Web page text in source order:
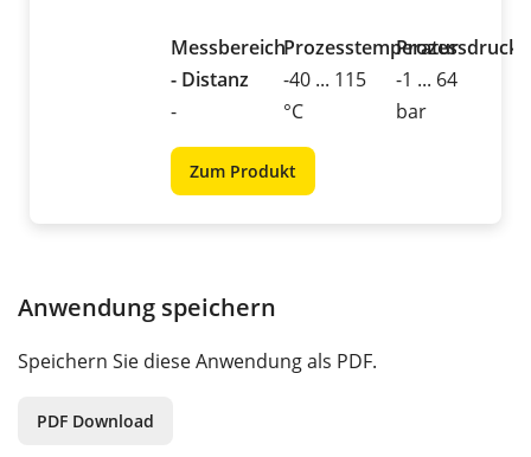
Messbereich
- Distanz
-
Prozesstemperatur
-40 ... 115
°C
Prozessdruck
-1 ... 64
bar
Zum Produkt
Anwendung speichern
Speichern Sie diese Anwendung als PDF.
PDF Download